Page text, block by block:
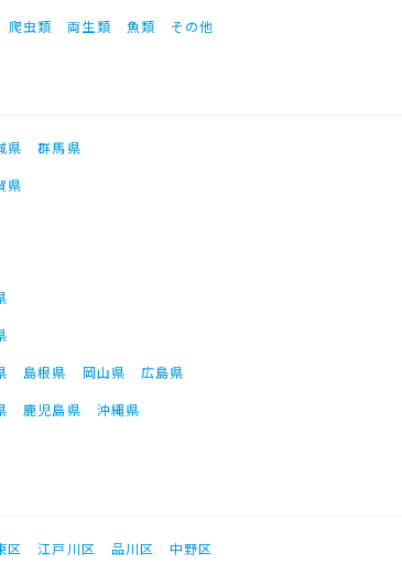
爬虫類 両生類 魚類 その他
県
群馬県
県
島根県 岡山県
広島県
鹿児島県 沖縄県
区 江戸川区 品川区
中野区